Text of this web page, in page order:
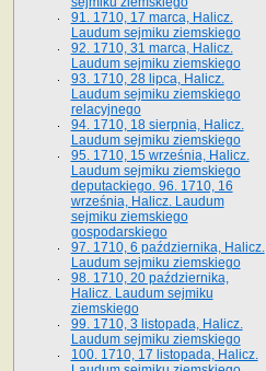
91. 1710, 17 marca, Halicz.
Laudum sejmiku ziemskiego
92. 1710, 31 marca, Halicz.
Laudum sejmiku ziemskiego
93. 1710, 28 lipca, Halicz.
Laudum sejmiku ziemskiego
relacyjnego
94. 1710, 18 sierpnia, Halicz.
Laudum sejmiku ziemskiego
95. 1710, 15 września, Halicz.
Laudum sejmiku ziemskiego
deputackiego. 96. 1710, 16
września, Halicz. Laudum
sejmiku ziemskiego
gospodarskiego
97. 1710, 6 października, Halicz.
Laudum sejmiku ziemskiego
98. 1710, 20 października,
Halicz. Laudum sejmiku
ziemskiego
99. 1710, 3 listopada, Halicz.
Laudum sejmiku ziemskiego
100. 1710, 17 listopada, Halicz.